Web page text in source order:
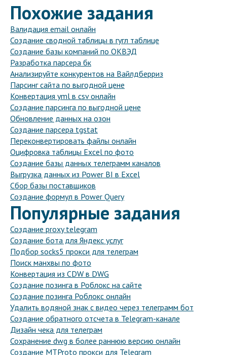
Похожие задания
Валидация email онлайн
Создание сводной таблицы в гугл таблице
Создание базы компаний по ОКВЭД
Разработка парсера бк
Анализируйте конкурентов на Вайлдберриз
Парсинг сайта по выгодной цене
Конвертация yml в csv онлайн
Создание парсинга по выгодной цене
Обновление данных на озон
Создание парсера tgstat
Переконвертировать файлы онлайн
Оцифровка таблицы Excel по фото
Создание базы данных телеграмм каналов
Выгрузка данных из Power BI в Excel
Сбор базы поставщиков
Создание формул в Power Query
Популярные задания
Создание proxy telegram
Создание бота для Яндекс услуг
Подбор socks5 прокси для телеграм
Поиск манхвы по фото
Конвертация из CDW в DWG
Создание позинга в Роблокс на сайте
Создание позинга Роблокс онлайн
Удалить водяной знак с видео через телеграмм бот
Создание обратного отсчета в Telegram-канале
Дизайн чека для телеграм
Сохранение dwg в более раннюю версию онлайн
Создание MTProto прокси для Telegram